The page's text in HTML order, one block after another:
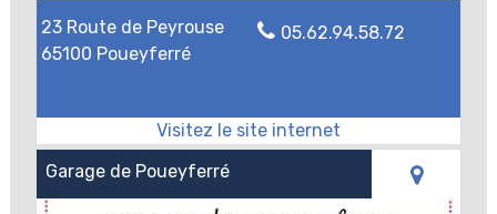
23 Route de Peyrouse
65100 Poueyferré
05.62.94.58.72
Garage de Poueyferré